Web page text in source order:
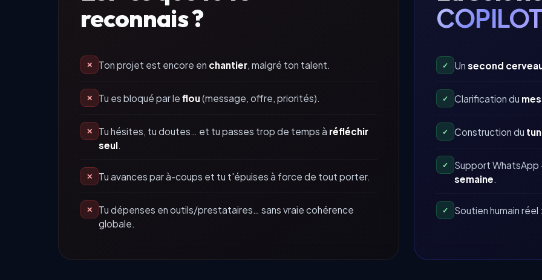
reconnais ?
✕ Ton projet est encore en chantier, malgré ton talent.
✕ Tu es bloqué par le flou(message, offre, priorités).
✕ Tu hésites, tu doutes… et tu passes trop de temps à réfléchir
seul.
✕ Tu avances par à-coups et tu t'épuises à force de tout porter.
✕
Tu dépenses en outils/prestataires… sans vraie cohérence
globale.
✓ Un second
✓ Clarification du
✓ Construction du
✓
Support
semaine.
✓ Soutien humain